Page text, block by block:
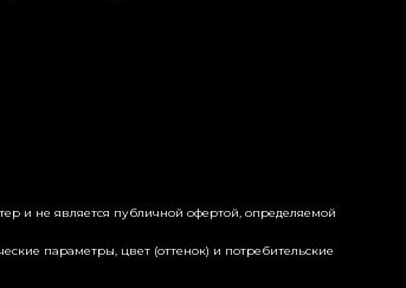
и не является публичной офертой, определяемой
параметры, цвет (оттенок) и потребительские